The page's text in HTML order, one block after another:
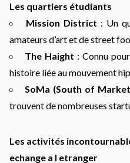
Les quartiers étudiants
Mission District : Un
amateurs d’art et de street
The Haight : Connu
histoire liée au mouvement
SoMa (South of
trouvent de nombreuses
Les activités
echange a l etranger